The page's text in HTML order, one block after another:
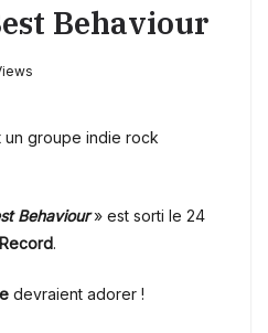
Behaviour
un groupe indie rock
Behaviour» est sorti le 24
.
devraient adorer !